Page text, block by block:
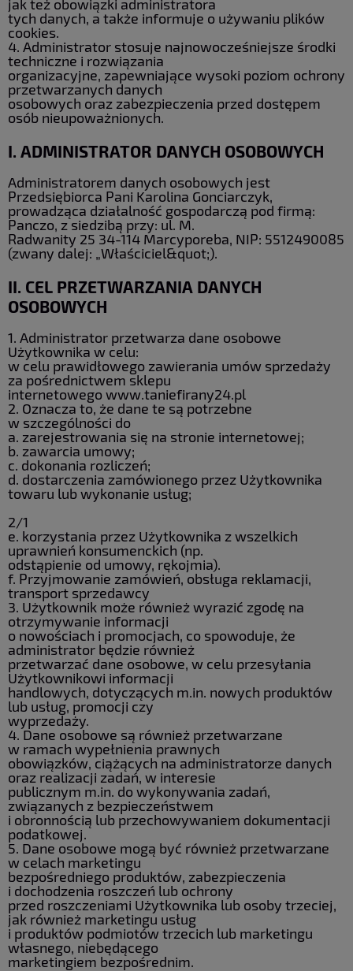
jak też obowiązki administratora
tych danych, a także informuje o używaniu plików
cookies.
4. Administrator stosuje najnowocześniejsze środki
techniczne i rozwiązania
organizacyjne, zapewniające wysoki poziom ochrony
przetwarzanych danych
osobowych oraz zabezpieczenia przed dostępem
osób nieupoważnionych.
I. ADMINISTRATOR DANYCH OSOBOWYCH
Administratorem danych osobowych jest
Przedsiębiorca Pani Karolina Gonciarczyk,
prowadząca działalność gospodarczą pod firmą:
Panczo, z siedzibą przy: ul. M.
Radwanity 25 34-114 Marcyporeba, NIP: 5512490085
(zwany dalej: „Właściciel&quot;).
II. CEL PRZETWARZANIA DANYCH
OSOBOWYCH
1. Administrator przetwarza dane osobowe
Użytkownika w celu:
w celu prawidłowego zawierania umów sprzedaży
za pośrednictwem sklepu
internetowego www.taniefirany24.pl
2. Oznacza to, że dane te są potrzebne
w szczególności do
a. zarejestrowania się na stronie internetowej;
b. zawarcia umowy;
c. dokonania rozliczeń;
d. dostarczenia zamówionego przez Użytkownika
towaru lub wykonanie usług;
2/1
e. korzystania przez Użytkownika z wszelkich
uprawnień konsumenckich (np.
odstąpienie od umowy, rękojmia).
f. Przyjmowanie zamówień, obsługa reklamacji,
transport sprzedawcy
3. Użytkownik może również wyrazić zgodę na
otrzymywanie informacji
o nowościach i promocjach, co spowoduje, że
administrator będzie również
przetwarzać dane osobowe, w celu przesyłania
Użytkownikowi informacji
handlowych, dotyczących m.in. nowych produktów
lub usług, promocji czy
wyprzedaży.
4. Dane osobowe są również przetwarzane
w ramach wypełnienia prawnych
obowiązków, ciążących na administratorze danych
oraz realizacji zadań, w interesie
publicznym m.in. do wykonywania zadań,
związanych z bezpieczeństwem
i obronnością lub przechowywaniem dokumentacji
podatkowej.
5. Dane osobowe mogą być również przetwarzane
w celach marketingu
bezpośredniego produktów, zabezpieczenia
i dochodzenia roszczeń lub ochrony
przed roszczeniami Użytkownika lub osoby trzeciej,
jak również marketingu usług
i produktów podmiotów trzecich lub marketingu
własnego, niebędącego
marketingiem bezpośrednim.